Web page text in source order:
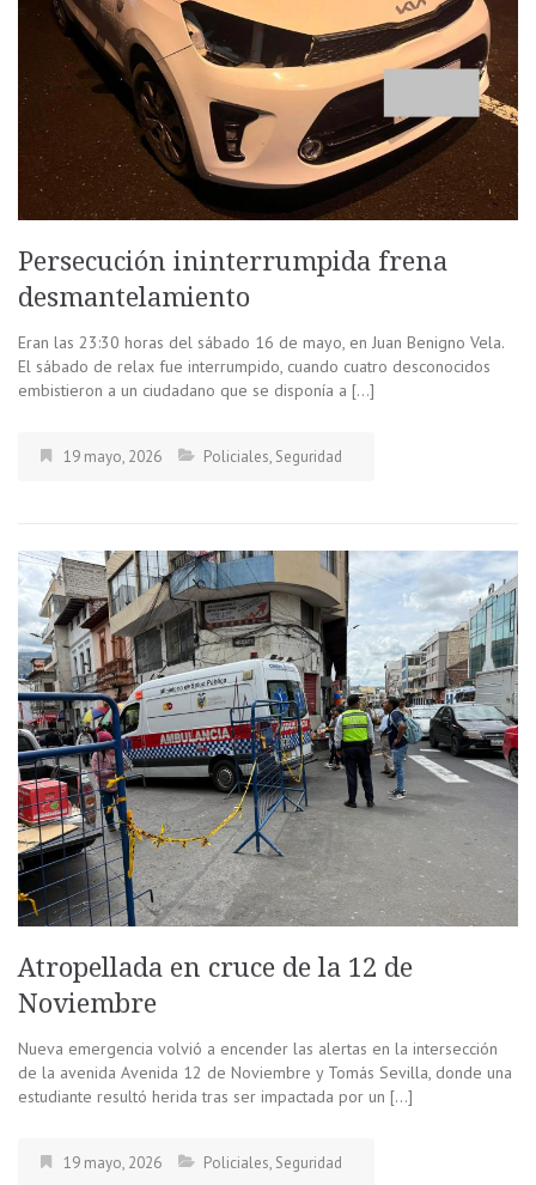
Persecución ininterrumpida frena
desmantelamiento
Eran las 23:30 horas del sábado 16 de mayo, en Juan Benigno Vela.
El sábado de relax fue interrumpido, cuando cuatro desconocidos
embistieron a un ciudadano que se disponía a […]
19 mayo, 2026 Policiales, Seguridad
Atropellada en cruce de la 12 de
Noviembre
Nueva emergencia volvió a encender las alertas en la intersección
de la avenida Avenida 12 de Noviembre y Tomás Sevilla, donde una
estudiante resultó herida tras ser impactada por un […]
19 mayo, 2026 Policiales, Seguridad